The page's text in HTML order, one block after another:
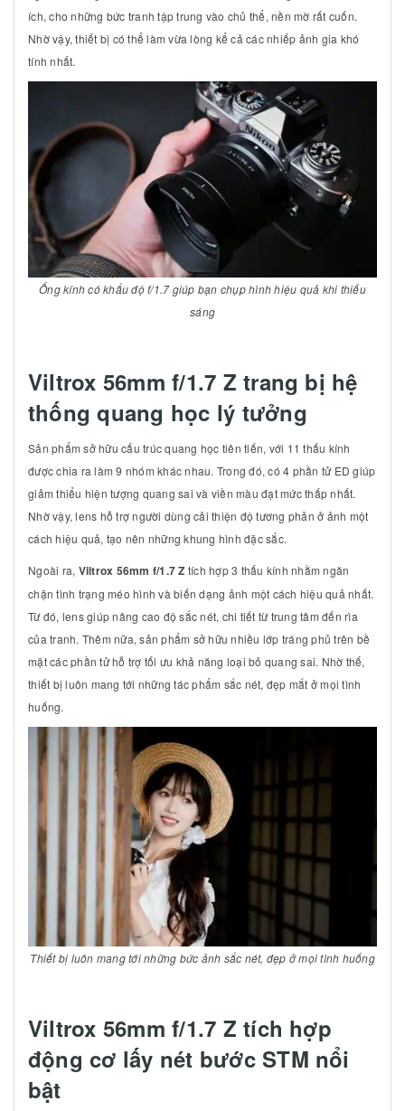
ích, cho những bức tranh tập trung vào chủ thể, nền mờ rất cuốn.
Nhờ vậy, thiết bị có thể làm vừa lòng kể cả các nhiếp ảnh gia khó
tính nhất.
Ống kính có khẩu độ f/1.7 giúp bạn chụp hình hiệu quả khi thiếu
sáng
Viltrox 56mm f/1.7 Z trang bị hệ
thống quang học lý tưởng
Sản phẩm sở hữu cấu trúc quang học tiên tiến, với 11 thấu kính
được chia ra làm 9 nhóm khác nhau. Trong đó, có 4 phần tử ED giúp
giảm thiểu hiện tượng quang sai và viền màu đạt mức thấp nhất.
Nhờ vậy, lens hỗ trợ người dùng cải thiện độ tương phản ở ảnh một
cách hiệu quả, tạo nên những khung hình đặc sắc.
Ngoài ra, Viltrox 56mm f/1.7 Z tích hợp 3 thấu kính nhằm ngăn
chặn tình trạng méo hình và biến dạng ảnh một cách hiệu quả nhất.
Từ đó, lens giúp nâng cao độ sắc nét, chi tiết từ trung tâm đến rìa
của tranh. Thêm nữa, sản phẩm sở hữu nhiều lớp tráng phủ trên bề
mặt các phần tử hỗ trợ tối ưu khả năng loại bỏ quang sai. Nhờ thế,
thiết bị luôn mang tới những tác phẩm sắc nét, đẹp mắt ở mọi tình
huống.
Thiết bị luôn mang tới những bức ảnh sắc nét, đẹp ở mọi tình huống
Viltrox 56mm f/1.7 Z tích hợp
động cơ lấy nét bước STM nổi
bật